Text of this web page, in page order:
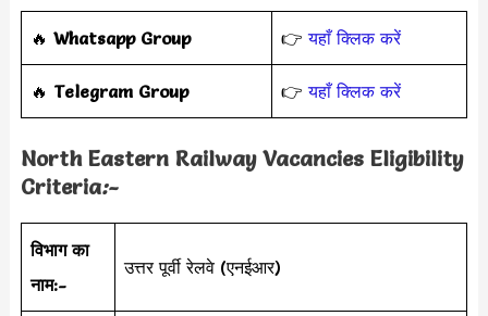
‎️‍🔥 Whatsapp Group 👉यहाँ क्लिक करें
‎️‍🔥 Telegram Group 👉यहाँ क्लिक करें
North Eastern Railway Vacancies Eligibility
Criteria:-
विभाग का
नाम:-
उत्तर पूर्वी रेलवे (एनईआर)